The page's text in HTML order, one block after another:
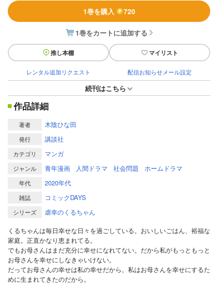
1巻を購入 720
1巻をカートに追加する
推し本棚 マイリスト
レンタル追加リクエスト 配信お知らせメール設定
続刊はこちら
作品詳細
著者 木陰ひな田
発行 講談社
カテゴリ マンガ
ジャンル 青年漫画 人間ドラマ 社会問題 ホームドラマ
年代 2020年代
雑誌 コミックDAYS
シリーズ
虐幸のくるちゃん
くるちゃんは毎日幸せな日々を過ごしている。おいしいごはん、裕福な
家庭。正直かなり恵まれてる。
でもお母さんはまだ充分に幸せになれてない。だから私がもっともっと
お母さんを幸せにしなきゃいけない。
だってお母さんの幸せは私の幸せだから。私はお母さんを幸せにするた
めに生まれてきたのだから。